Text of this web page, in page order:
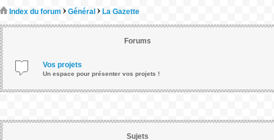
Index du forum Général La Gazette
Forums
Vos projets
Un espace pour présenter vos projets !
Sujets